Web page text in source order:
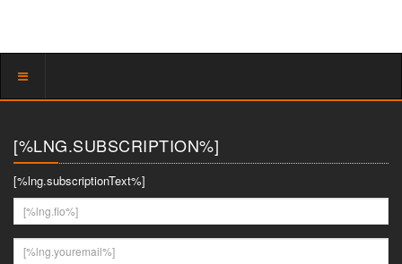
Показать
[%LNG.SUBSCRIPTION%]
[%lng.subscriptionText%]
[%lng.fio%]
[%lng.youremail%]